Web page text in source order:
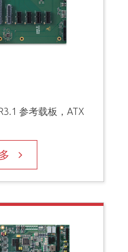
参考载板，ATX